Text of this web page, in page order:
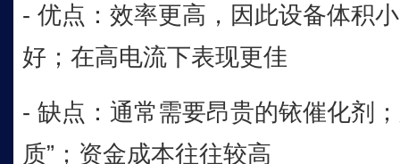
- 优点：效率更高，因此设备体积
好；在高电流下表现更佳
- 缺点：通常需要昂贵的铱催化剂
质”；资金成本往往较高